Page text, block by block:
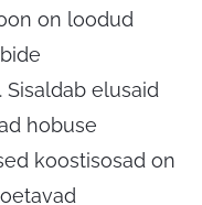
on loodud
elusaid
hobuse
koostisosad on